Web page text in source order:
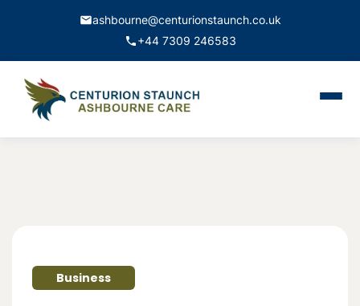
ashbourne@centurionstaunch.co.uk
+44 7309 246583
Business